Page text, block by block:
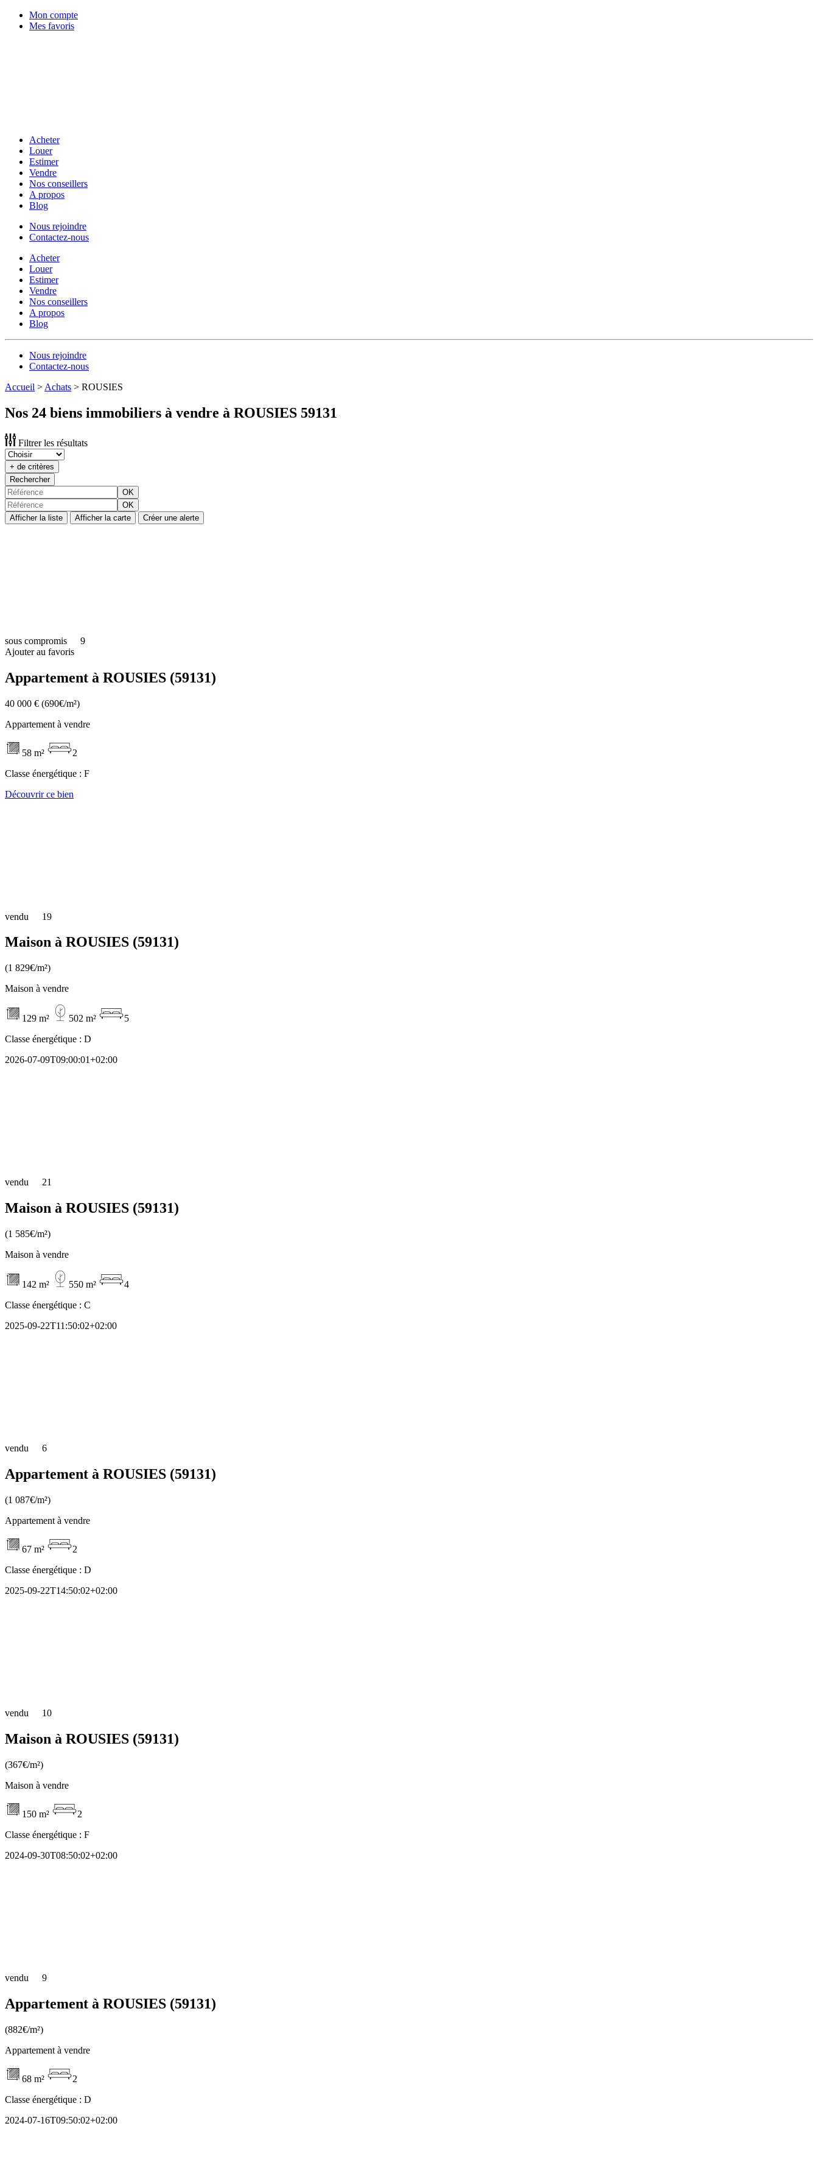
Mon compte
Mes favoris
Acheter
Louer
Estimer
Vendre
Nos conseillers
A propos
Blog
Nous rejoindre
Contactez-nous
Acheter
Louer
Estimer
Vendre
Nos conseillers
A propos
Blog
Nous rejoindre
Contactez-nous
Accueil > Achats > ROUSIES
Nos 24 biens immobiliers à vendre à ROUSIES 59131
Filtrer les résultats
+ de critères
Rechercher
OK
OK
Afficher la liste
Afficher la carte Créer une alerte
sous compromis
9
Ajouter au favoris
Appartement à ROUSIES (59131)
40 000 € (690€/m²)
Appartement à vendre
58 m²
2
Classe énergétique : F
Découvrir ce bien
vendu 19
Maison à ROUSIES (59131)
(1 829€/m²)
Maison à vendre
129 m² 502 m²
5
Classe énergétique : D
2026-07-09T09:00:01+02:00
vendu 21
Maison à ROUSIES (59131)
(1 585€/m²)
Maison à vendre
142 m² 550 m²
4
Classe énergétique : C
2025-09-22T11:50:02+02:00
vendu 6
Appartement à ROUSIES (59131)
(1 087€/m²)
Appartement à vendre
67 m²
2
Classe énergétique : D
2025-09-22T14:50:02+02:00
vendu 10
Maison à ROUSIES (59131)
(367€/m²)
Maison à vendre
150 m²
2
Classe énergétique : F
2024-09-30T08:50:02+02:00
vendu 9
Appartement à ROUSIES (59131)
(882€/m²)
Appartement à vendre
68 m²
2
Classe énergétique : D
2024-07-16T09:50:02+02:00